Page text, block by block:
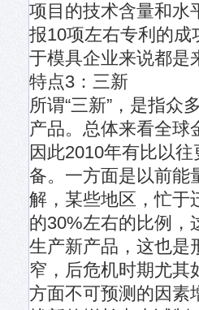
项目的技术含量和水
报10项左右专利的
于模具企业来说都是
特点3：三新
所谓“三新”，是指众
产品。总体来看全球
因此2010年有比以
备。一方面是以前能
解，某些地区，忙于
的30%左右的比例，
生产新产品，这也是
窄，后危机时期尤其
方面不可预测的因素